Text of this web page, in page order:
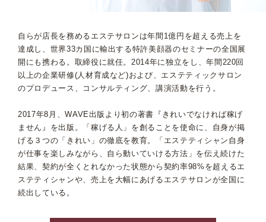
自らが店長を務めるエステサロンは年間1億円を超える売上を
達成し、世界33カ国に輸出する特許美顔器のセミナーの全国展
開にも携わる。取締役に就任。2014年に独立をし、年間220回
以上の企業研修(人材育成など)および、エステティックサロン
のプロデュース、コンサルティング、講演活動を行う。
2017年8月、WAVE出版より初の著書『きれいでなければ稼げ
ません』を出版。「稼げる人」を創ることを使命に、自身が掲
げる３つの「きれい」の徹底を教育。「エステティシャン自身
が仕事を楽しみながら、自ら動いていける方法」を伝え続けた
結果、契約が全くとれなかった状態から契約率98%を超えるエ
ステティシャンや、売上を大幅にあげるエステサロンが全国に
続出している。